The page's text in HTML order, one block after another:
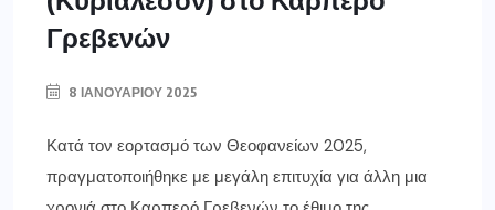
Γρεβενών
8 ΙΑΝΟΥΑΡΊΟΥ 2025
Κατά τον εορτασμό των Θεοφανείων 2025,
πραγματοποιήθηκε με μεγάλη επιτυχία για άλλη μια